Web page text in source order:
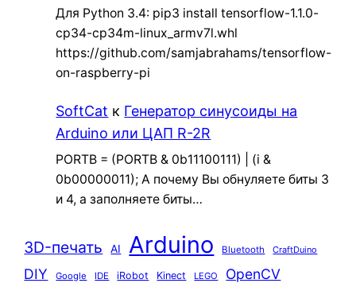
Для Python 3.4: pip3 install tensorflow-1.1.0-
cp34-cp34m-linux_armv7l.whl
https://github.com/samjabrahams/tensorflow-
on-raspberry-pi
SoftCat к Генератор синусоиды на
Arduino или ЦАП R-2R
PORTB = (PORTB & 0b11100111) | (i &
0b00000011); А почему Вы обнуляете биты 3
и 4, а заполняете биты…
3D-печать AI Arduino Bluetooth CraftDuino
DIY Google IDE iRobot Kinect LEGO OpenCV